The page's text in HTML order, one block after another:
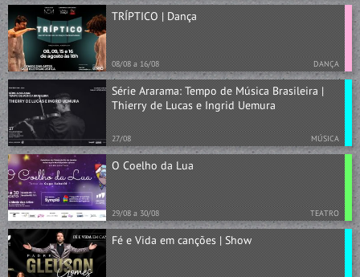
TRÍPTICO | Dança
08/08 a 16/08 DANÇA
Série Ararama: Tempo de Música Brasileira |
Thierry de Lucas e Ingrid Uemura
27/08 MÚSICA
O Coelho da Lua
29/08 a 30/08 TEATRO
Fé e Vida em canções | Show